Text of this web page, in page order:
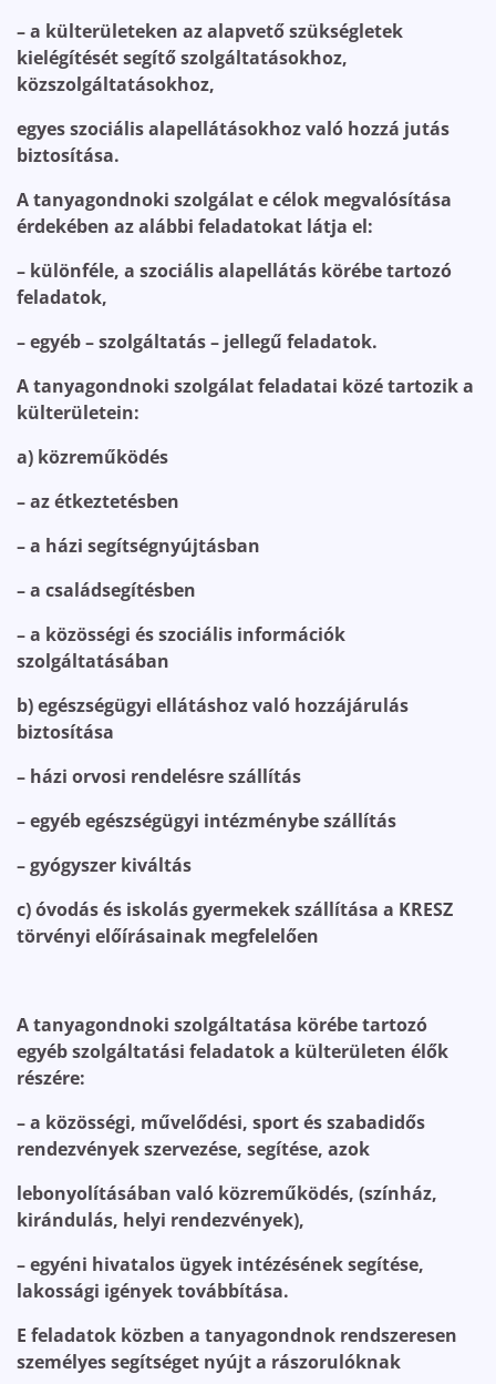
– a külterületeken az alapvető szükségletek
kielégítését segítő szolgáltatásokhoz,
közszolgáltatásokhoz,
egyes szociális alapellátásokhoz való hozzá jutás
biztosítása.
A tanyagondnoki szolgálat e célok megvalósítása
érdekében az alábbi feladatokat látja el:
– különféle, a szociális alapellátás körébe tartozó
feladatok,
– egyéb – szolgáltatás – jellegű feladatok.
A tanyagondnoki szolgálat feladatai közé tartozik a
külterületein:
a) közreműködés
– az étkeztetésben
– a házi segítségnyújtásban
– a családsegítésben
– a közösségi és szociális információk
szolgáltatásában
b) egészségügyi ellátáshoz való hozzájárulás
biztosítása
– házi orvosi rendelésre szállítás
– egyéb egészségügyi intézménybe szállítás
– gyógyszer kiváltás
c) óvodás és iskolás gyermekek szállítása a KRESZ
törvényi előírásainak megfelelően
A tanyagondnoki szolgáltatása körébe tartozó
egyéb szolgáltatási feladatok a külterületen élők
részére:
– a közösségi, művelődési, sport és szabadidős
rendezvények szervezése, segítése, azok
lebonyolításában való közreműködés, (színház,
kirándulás, helyi rendezvények),
– egyéni hivatalos ügyek intézésének segítése,
lakossági igények továbbítása.
E feladatok közben a tanyagondnok rendszeresen
személyes segítséget nyújt a rászorulóknak